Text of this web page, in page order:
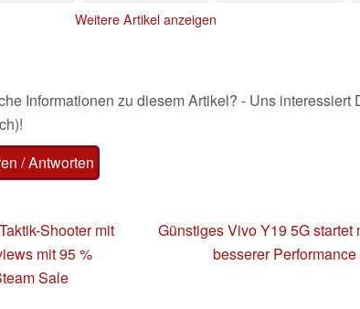
Weitere Artikel anzeigen
Informationen zu diesem Artikel? - Uns interessiert
/ Antworten
Shooter mit
mit 95 %
Sale
Günstiges Vivo Y19 5G startet
besserer